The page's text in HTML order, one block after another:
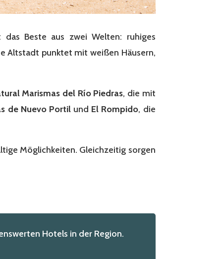
Beste aus zwei Welten: ruhiges
Altstadt punktet mit weißen Häusern,
Marismas del Río Piedras, die mit
de Nuevo Portilund El Rompido, die
Möglichkeiten. Gleichzeitig sorgen
Hotels in der Region.